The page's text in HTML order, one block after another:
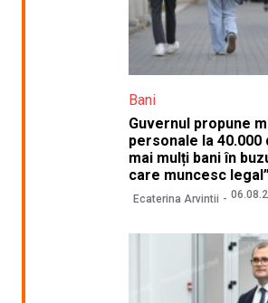
Bani
Guvernul propune
personale la 40.000
mai mulți bani în
care muncesc
Ecaterina Arvintii